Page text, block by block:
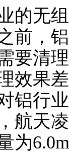
无组
前，
要清
效果
铝行
天凌
为